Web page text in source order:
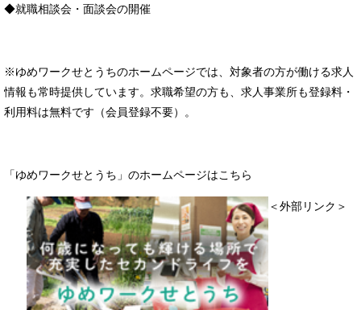
◆就職相談会・面談会の開催
※ゆめワークせとうちのホームページでは、対象者の方が働ける求人
情報も常時提供しています。求職希望の方も、求人事業所も登録料・
利用料は無料です（会員登録不要）。
「ゆめワークせとうち」のホームページはこちら
＜外部リンク＞